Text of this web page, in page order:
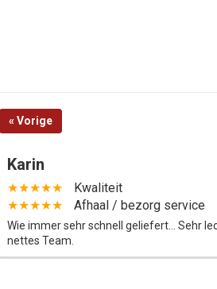
« Vorige
Karin
★★★★★
Kwaliteit
★★★★★
Afhaal / bezorg service
Wie immer sehr schnell geliefert... Sehr
nettes Team.